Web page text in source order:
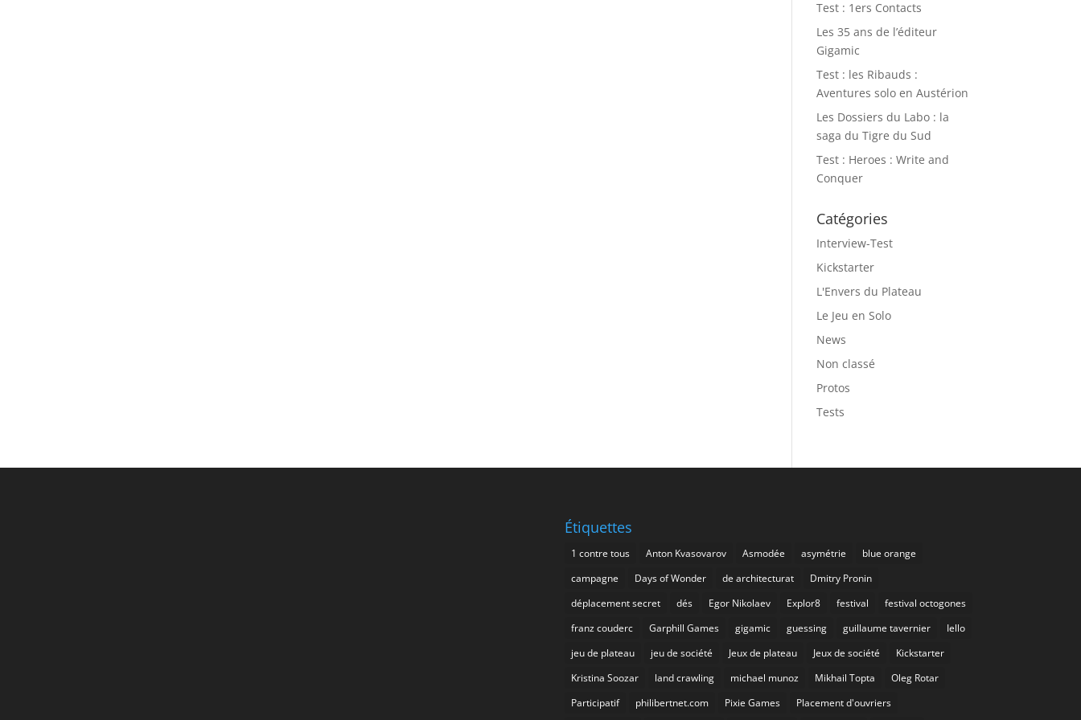
Test : 1ers Contacts
Les 35 ans de l’éditeur
Gigamic
Test : les Ribauds :
Aventures solo en Austérion
Les Dossiers du Labo : la
saga du Tigre du Sud
Test : Heroes : Write and
Conquer
Catégories
Interview-Test
Kickstarter
L'Envers du Plateau
Le Jeu en Solo
News
Non classé
Protos
Tests
Étiquettes
1 contre tous Anton Kvasovarov Asmodée asymétrie
blue orange
campagne
Days of Wonder de architecturat
Dmitry Pronin
déplacement secret
dés Egor Nikolaev Explor8 festival
festival octogones
franz couderc
Garphill Games gigamic guessing guillaume tavernier
Iello
jeu de plateau
jeu de société Jeux de plateau Jeux de société
Kickstarter
Kristina Soozar
land crawling michael munoz Mikhail Topta
Oleg Rotar
Participatif
philibertnet.com Pixie Games Placement d'ouvriers